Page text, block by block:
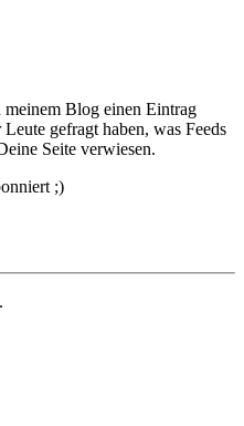
Blog einen Eintrag
gefragt haben, was Feeds
Seite verwiesen.
;)